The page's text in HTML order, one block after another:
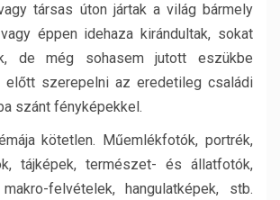
társas úton jártak a világ bármely
éppen idehaza kirándultak, sokat
de még sohasem jutott eszükbe
előtt szerepelni az eredetileg családi
szánt fényképekkel.
kötetlen. Műemlékfotók, portrék,
tájképek, természet- és állatfotók,
felvételek, hangulatképek, stb.